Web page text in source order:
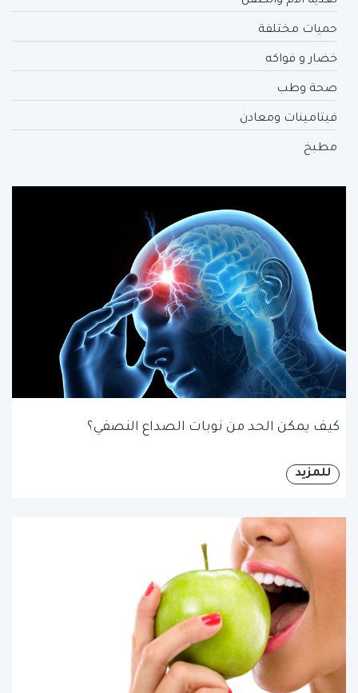
حميات مختلفة
خضار و فواكه
صحة وطب
فيتامينات ومعادن
مطبخ
كيف يمكن الحد من نوبات الصداع النصفي؟
للمزيد